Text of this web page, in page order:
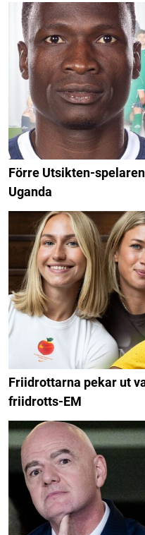
Förre Utsikten-
Uganda
Friidrottarna pekar ut
friidrotts-EM